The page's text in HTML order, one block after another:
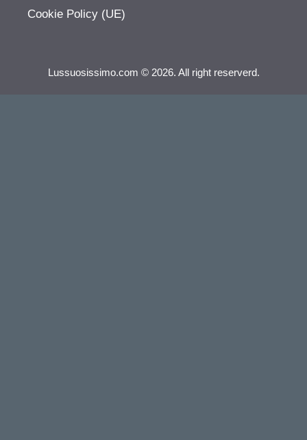
Cookie Policy (UE)
Lussuosissimo.com © 2026. All right reserverd.